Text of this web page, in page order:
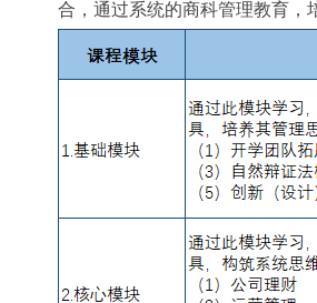
合，通过系统的商科管理教育，